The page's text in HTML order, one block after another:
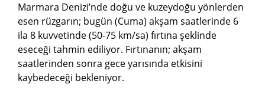
Marmara Denizi’nde doğu ve kuzeydoğu yönlerden
esen rüzgarın; bugün (Cuma) akşam saatlerinde 6
ila 8 kuvvetinde (50-75 km/sa) fırtına şeklinde
eseceği tahmin ediliyor. Fırtınanın; akşam
saatlerinden sonra gece yarısında etkisini
kaybedeceği bekleniyor.